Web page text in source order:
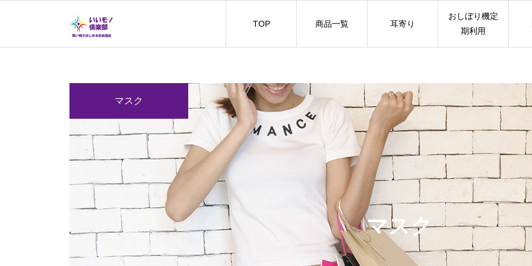
TOP 商品一覧 耳寄り
おしぼり機定
期利用
マスク
マスク